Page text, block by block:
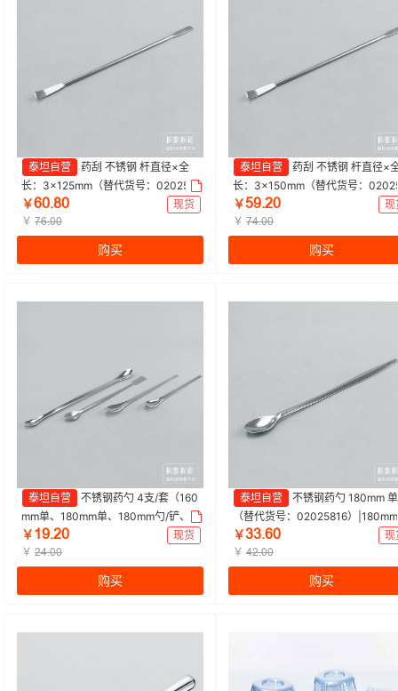
泰坦自营
药刮 不锈钢 杆直径×全
长：3×125mm（替代货号：020258
09）|杆直径×全长：3×125mm|探索
精选 | 1袋（10只/袋）
￥ĕŖŽȀŖ
现货
￥ ǊĕŽŖŖ
购买
泰坦自营
药刮 不锈钢 杆直径×
长：3×150mm（替代货号：
10）|杆直径×全长：3×150mm|探
精选 | 1袋（10只/袋）
￥ŬŴŽŒŖ
现
￥ ǊɉŽŖŖ
购买
泰坦自营
不锈钢药勺 4支/套（160
mm单、180mm单、180mm勺/铲、2
10mm双）（替代货号：0202632
9）|4支/套|探索精选 | 1套（4支/套）
￥ ȩŴŽŒŖ
现货
￥ ŒɉŽŖŖ
购买
泰坦自营
不锈钢药勺 180mm
（替代货号：02025816）
头|探索精选 | 1包（10支/包）
￥ĳĳŽĕŖ
现
￥ ɉŒŽŖŖ
购买